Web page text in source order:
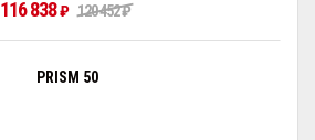
116 838₽ 120 452₽
PRISM 50